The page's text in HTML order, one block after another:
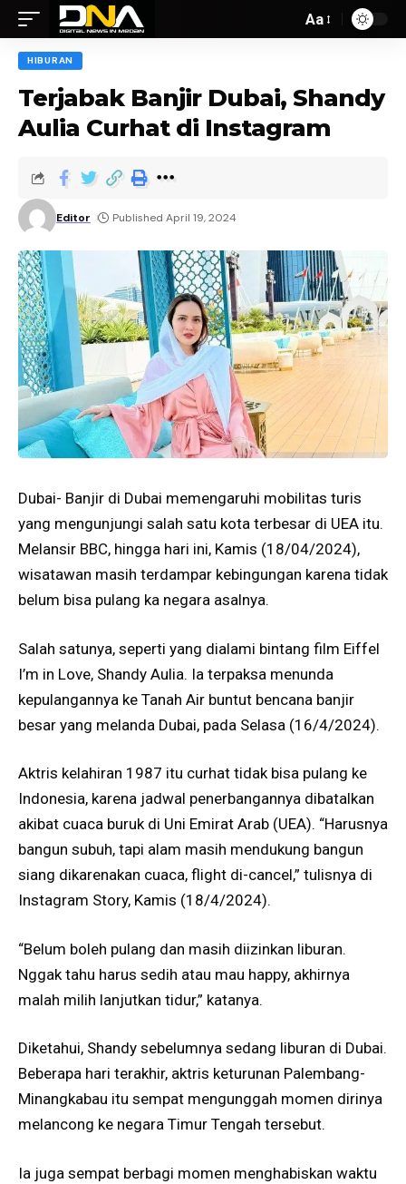
Aa
HIBURAN
Terjabak Banjir Dubai, Shandy
Aulia Curhat di Instagram
Editor Published April 19, 2024
Dubai- Banjir di Dubai memengaruhi mobilitas turis
yang mengunjungi salah satu kota terbesar di UEA itu.
Melansir BBC, hingga hari ini, Kamis (18/04/2024),
wisatawan masih terdampar kebingungan karena tidak
belum bisa pulang ka negara asalnya.
Salah satunya, seperti yang dialami bintang film Eiffel
I’m in Love, Shandy Aulia. Ia terpaksa menunda
kepulangannya ke Tanah Air buntut bencana banjir
besar yang melanda Dubai, pada Selasa (16/4/2024).
Aktris kelahiran 1987 itu curhat tidak bisa pulang ke
Indonesia, karena jadwal penerbangannya dibatalkan
akibat cuaca buruk di Uni Emirat Arab (UEA). “Harusnya
bangun subuh, tapi alam masih mendukung bangun
siang dikarenakan cuaca, flight di-cancel,” tulisnya di
Instagram Story, Kamis (18/4/2024).
“Belum boleh pulang dan masih diizinkan liburan.
Nggak tahu harus sedih atau mau happy, akhirnya
malah milih lanjutkan tidur,” katanya.
Diketahui, Shandy sebelumnya sedang liburan di Dubai.
Beberapa hari terakhir, aktris keturunan Palembang-
Minangkabau itu sempat mengunggah momen dirinya
melancong ke negara Timur Tengah tersebut.
Ia juga sempat berbagi momen menghabiskan waktu